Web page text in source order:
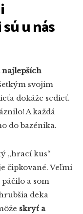
u nás
najlepších
svojim
dokáže sedieť.
A každá
do bazénika.
„hrací kus“
čipkované. Veľmi
a som
deka
skryť a